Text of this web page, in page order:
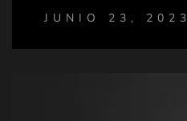
JUNIO 23, 2023